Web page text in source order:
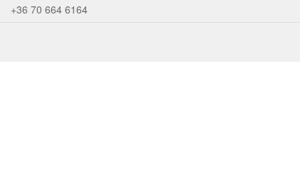
+36 70 664 6164